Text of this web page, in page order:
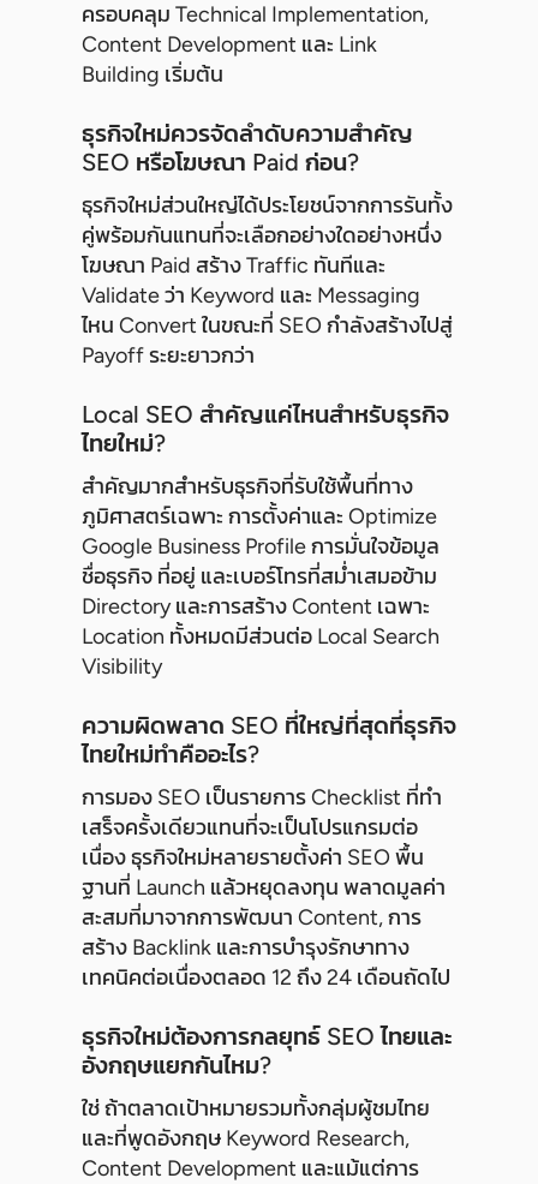
ครอบคลุม Technical Implementation,
Content Development และ Link
Building เริ่มต้น
ธุรกิจใหม่ควรจัดลำดับความสำคัญ
SEO หรือโฆษณา Paid ก่อน?
ธุรกิจใหม่ส่วนใหญ่ได้ประโยชน์จากการรันทั้ง
คู่พร้อมกันแทนที่จะเลือกอย่างใดอย่างหนึ่ง
โฆษณา Paid สร้าง Traffic ทันทีและ
Validate ว่า Keyword และ Messaging
ไหน Convert ในขณะที่ SEO กำลังสร้างไปสู่
Payoff ระยะยาวกว่า
Local SEO สำคัญแค่ไหนสำหรับธุรกิจ
ไทยใหม่?
สำคัญมากสำหรับธุรกิจที่รับใช้พื้นที่ทาง
ภูมิศาสตร์เฉพาะ การตั้งค่าและ Optimize
Google Business Profile การมั่นใจข้อมูล
ชื่อธุรกิจ ที่อยู่ และเบอร์โทรที่สม่ำเสมอข้าม
Directory และการสร้าง Content เฉพาะ
Location ทั้งหมดมีส่วนต่อ Local Search
Visibility
ความผิดพลาด SEO ที่ใหญ่ที่สุดที่ธุรกิจ
ไทยใหม่ทำคืออะไร?
การมอง SEO เป็นรายการ Checklist ที่ทำ
เสร็จครั้งเดียวแทนที่จะเป็นโปรแกรมต่อ
เนื่อง ธุรกิจใหม่หลายรายตั้งค่า SEO พื้น
ฐานที่ Launch แล้วหยุดลงทุน พลาดมูลค่า
สะสมที่มาจากการพัฒนา Content, การ
สร้าง Backlink และการบำรุงรักษาทาง
เทคนิคต่อเนื่องตลอด 12 ถึง 24 เดือนถัดไป
ธุรกิจใหม่ต้องการกลยุทธ์ SEO ไทยและ
อังกฤษแยกกันไหม?
ใช่ ถ้าตลาดเป้าหมายรวมทั้งกลุ่มผู้ชมไทย
และที่พูดอังกฤษ Keyword Research,
Content Development และแม้แต่การ